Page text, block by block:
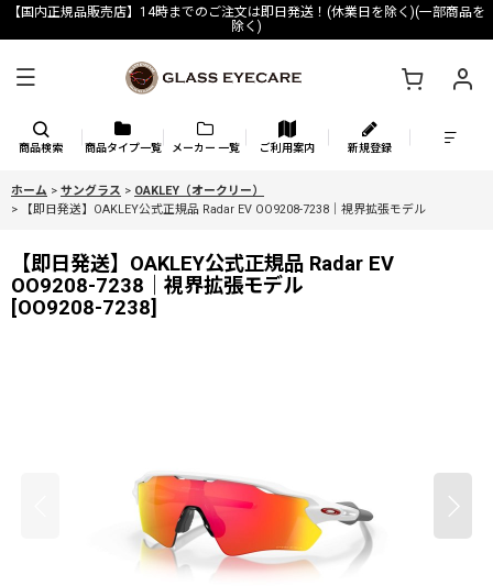
【国内正規品販売店】14時までのご注文は即日発送！(休業日を除く)(一部商品を
除く)
商品検索 商品タイプ一覧 メーカー 一覧 ご利用案内 新規登録
ホーム > サングラス > OAKLEY（オークリー）
>
【即日発送】OAKLEY公式正規品 Radar EV OO9208-7238｜視界拡張モデル
【即日発送】OAKLEY公式正規品 Radar EV
OO9208-7238｜視界拡張モデル
[OO9208-7238]